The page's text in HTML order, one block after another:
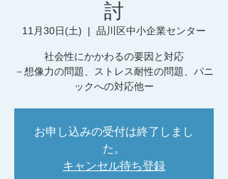
討
11月30日(土)
  |
品川区中小企業センター
社会性にかかわるの要因と対応
－想像力の問題、ストレス耐性の問題、パニ
ックへの対応他ー
お申し込みの受付は終了しまし
た。
キャンセル待ち登録